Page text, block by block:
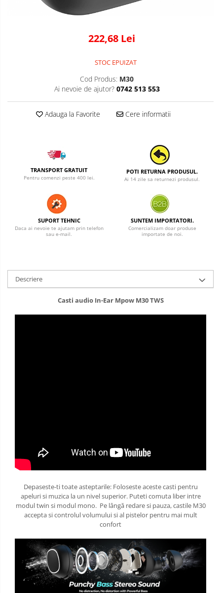
222,68 Lei
STOC EPUIZAT
Cod Produs: M30
Ai nevoie de ajutor? 0742 513 553
Adauga la Favorite Cere informatii
TRANSPORT GRATUIT
Pentru comenzi peste 400 lei.
POTI RETURNA PRODUSUL.
Ai 14 zile sa returnezi produsul.
SUPORT TEHNIC
Daca ai nevoie te ajutam prin telefon
sau e-mail.
SUNTEM IMPORTATORI.
Comercializam doar produse
importate de noi.
Descriere
Casti audio In-Ear Mpow M30 TWS
Depaseste-ti toate asteptarile: Foloseste aceste casti pentru
apeluri si muzica la un nivel superior. Puteti comuta liber intre
modul twin si modul mono. Pe lângă redare si pauza, castile M30
accepta si controlul volumului si al pistelor pentru mai mult
confort